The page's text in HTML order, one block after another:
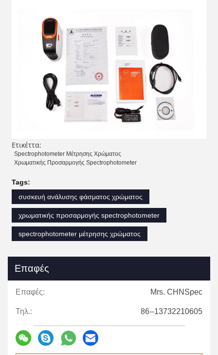
Ετικέττα:
Spectrophotometer Μέτρησης Χρώματος
Χρωματικής Προσαρμογής Spectrophotometer
Tags:
συσκευή ανάλυσης φάσματος χρώματος
χρωματικής προσαρμογής spectrophotometer
spectrophotometer μέτρησης χρώματος
Επαφές
Επαφές: Mrs. CHNSpec
Τηλ.: 86--13732210605